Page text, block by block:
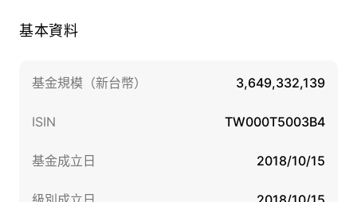
基本資料
基金規模（新台幣） 3,649,332,139
ISIN TW000T5003B4
基金成立日 2018/10/15